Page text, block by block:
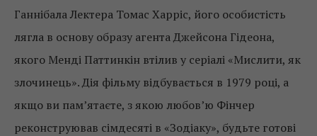
Ганнібала Лектера Томас Харріс, його особистість
лягла в основу образу агента Джейсона Гідеона,
якого Менді Паттинкін втілив у серіалі «Мислити, як
злочинець». Дія фільму відбувається в 1979 році, а
якщо ви пам’ятаєте, з якою любов’ю Фінчер
реконструював сімдесяті в «Зодіаку», будьте готові